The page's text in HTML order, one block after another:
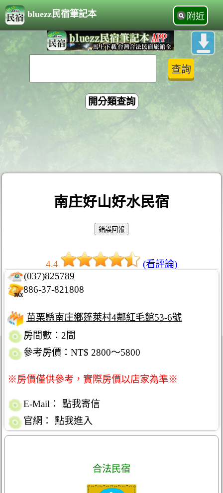
bluezz民宿筆記本 附近
開分類查詢
南庄好山好水民宿
4.4
(看評論)
(037)825789
886-37-821808
苗栗縣南庄鄉蓬萊村4鄰紅毛館53-6號
房間數：2間
參考房價：NT$ 2800～5800
※房價僅供參考，實際房價以店家為準※
E-Mail：
點我寄信
官網：
點我進入
合法民宿